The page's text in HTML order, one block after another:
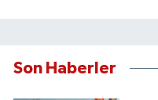
Son Haberler